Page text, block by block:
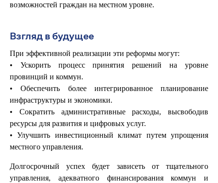
возможностей граждан на местном уровне.
Взгляд в будущее
При эффективной реализации эти реформы могут:
• Ускорить процесс принятия решений на уровне
провинций и коммун.
• Обеспечить более интегрированное планирование
инфраструктуры и экономики.
• Сократить административные расходы, высвободив
ресурсы для развития и цифровых услуг.
• Улучшить инвестиционный климат путем упрощения
местного управления.
Долгосрочный успех будет зависеть от тщательного
управления, адекватного финансирования коммун и